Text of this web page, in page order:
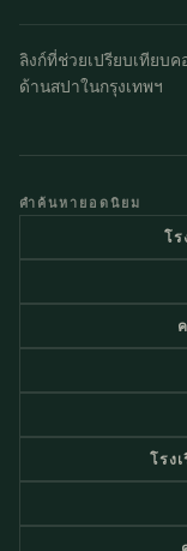
ลิงก์ที่ช่วยเปรียบเทียบ
ด้านสปาในกรุงเทพฯ
คำค้นหายอดนิยม
โร
โรง